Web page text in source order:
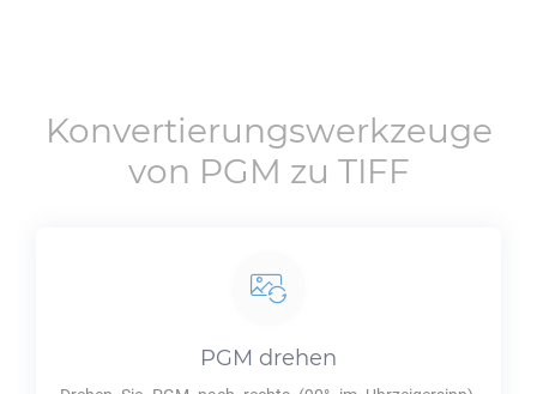
Konvertierungswerkzeuge
von PGM zu TIFF
PGM drehen